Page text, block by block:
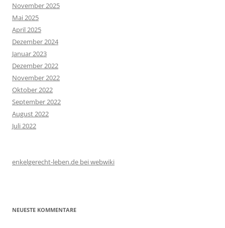
November 2025
Mai 2025
April 2025
Dezember 2024
Januar 2023
Dezember 2022
November 2022
Oktober 2022
September 2022
August 2022
Juli 2022
enkelgerecht-leben.de bei webwiki
NEUESTE KOMMENTARE